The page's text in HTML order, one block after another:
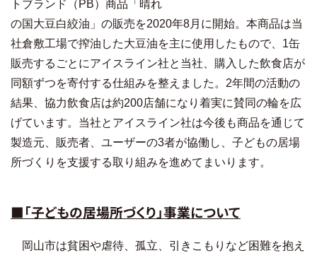
トブランド（PB）商品「晴れ
の国大豆白絞油」の販売を2020年8月に開始。本商品は当
社倉敷工場で搾油した大豆油を主に使用したもので、1缶
販売するごとにアイスライン社と当社、購入した飲食店が
同額ずつを寄付する仕組みを整えました。2年間の活動の
結果、協力飲食店は約200店舗になり着実に賛同の輪を広
げています。当社とアイスライン社は今後も商品を通じて
製造元、販売者、ユーザーの3者が協働し、子どもの居場
所づくりを支援する取り組みを進めてまいります。
■「子どもの居場所づくり」事業について
岡山市は貧困や虐待、孤立、引きこもりなど困難を抱え